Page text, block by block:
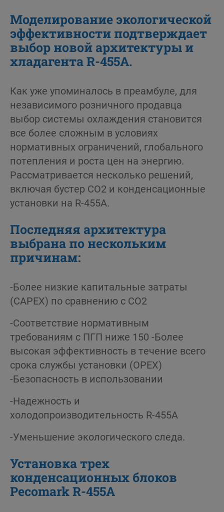
Моделирование экологической
эффективности подтверждает
выбор новой архитектуры и
хладагента R-455A.
Как уже упоминалось в преамбуле, для
независимого розничного продавца
выбор системы охлаждения становится
все более сложным в условиях
нормативных ограничений, глобального
потепления и роста цен на энергию.
Рассматривается несколько решений,
включая бустер СО2 и конденсационные
установки на R-455A.
Последняя архитектура
выбрана по нескольким
причинам:
-Более низкие капитальные затраты
(CAPEX) по сравнению с CO2
-Соответствие нормативным
требованиям с ПГП ниже 150 -Более
высокая эффективность в течение всего
срока службы установки (OPEX)
-Безопасность в использовании
-Надежность и
холодопроизводительность R-455A
-Уменьшение экологического следа.
Установка трех
конденсационных блоков
Pecomark R-455A